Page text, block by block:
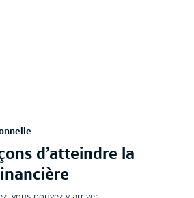
d’atteindre la